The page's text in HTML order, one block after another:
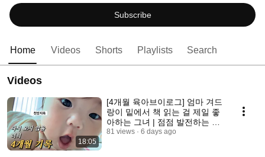
Subscribe
Home Videos Shorts Playlists Search
Videos
18:05
[4개월 육아브이로그] 엄마 겨드
랑이 밑에서 책 읽는 걸 제일 좋
아하는 그녀 | 점점 발전하는 용
트림 | 아기 재우고 집 밥 해먹기
81 views 6 days ago